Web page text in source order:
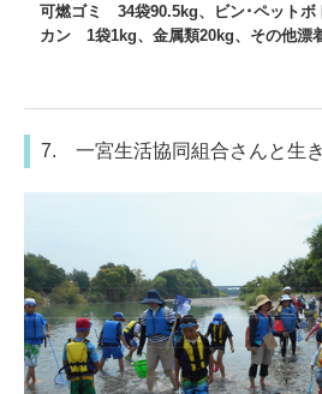
可燃ゴミ 34袋90.5kg、ビン･ペットボ
カン 1袋1kg、金属類20kg、その他漂
7. 一宮生活協同組合さんと生